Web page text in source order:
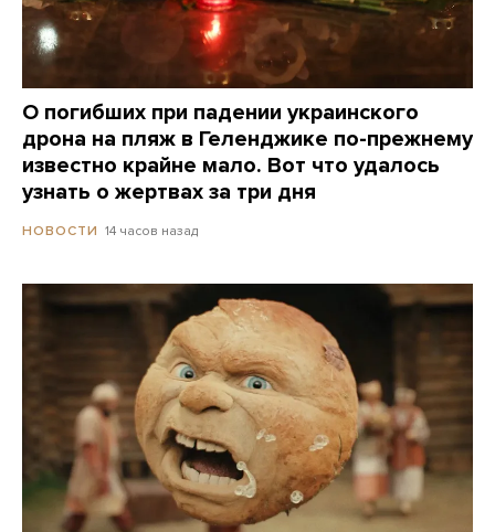
О погибших при падении украинского
дрона на пляж в Геленджике по-прежнему
известно крайне мало. Вот что удалось
узнать о жертвах за три дня
НОВОСТИ 14 часов назад